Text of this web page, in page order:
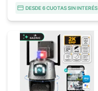
DESDE 6 CUOTAS SIN INTERÉS